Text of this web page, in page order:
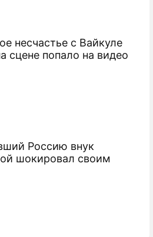
несчастье с Вайкуле
сцене попало на видео
Россию внук
шокировал своим